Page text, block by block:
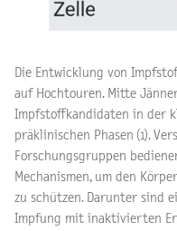
Die Entwicklung von
auf Hochtouren. Mitte
Impfstoffkandidaten in der
präklinischen Phasen (1).
Forschungsgruppen
Mechanismen, um den
zu schützen. Darunter sind
Impfung mit inaktivierten